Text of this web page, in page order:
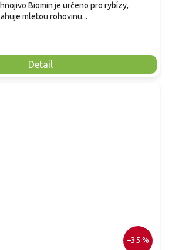
Detail
Biomin je určeno pro rybízy,
mletou rohovinu...
–35 %